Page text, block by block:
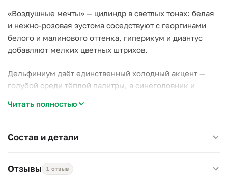
«Воздушные мечты» — цилиндр в светлых тонах: белая
и нежно-розовая эустома соседствуют с георгинами
белого и малинового оттенка, гиперикум и диантус
добавляют мелких цветных штрихов.
Дельфиниум даёт единственный холодный акцент —
голубой среди тёплой палитры, а синеголовник и
краям.
Почему стоит выбрать эту коробку:
–Контраст георгинов.
Читать полностью
Состав и детали
Отзывы 1 отзыв